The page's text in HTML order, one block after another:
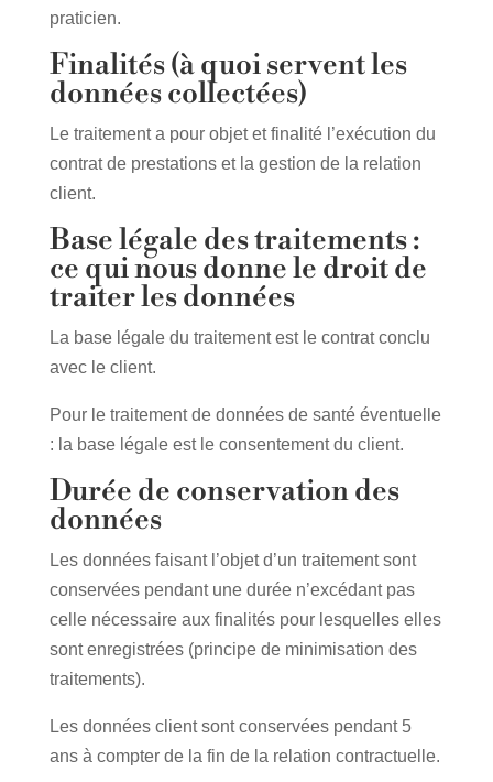
praticien.
Finalités (à quoi servent les
données collectées)
Le traitement a pour objet et finalité l’exécution du
contrat de prestations et la gestion de la relation
client.
Base légale des traitements :
ce qui nous donne le droit de
traiter les données
La base légale du traitement est le contrat conclu
avec le client.
Pour le traitement de données de santé éventuelle
: la base légale est le consentement du client.
Durée de conservation des
données
Les données faisant l’objet d’un traitement sont
conservées pendant une durée n’excédant pas
celle nécessaire aux finalités pour lesquelles elles
sont enregistrées (principe de minimisation des
traitements).
Les données client sont conservées pendant 5
ans à compter de la fin de la relation contractuelle.